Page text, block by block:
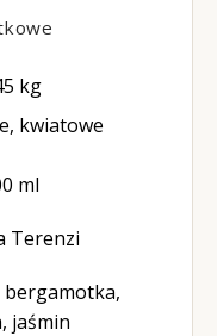
kg
kwiatowe
ml
Terenzi
jaśmin